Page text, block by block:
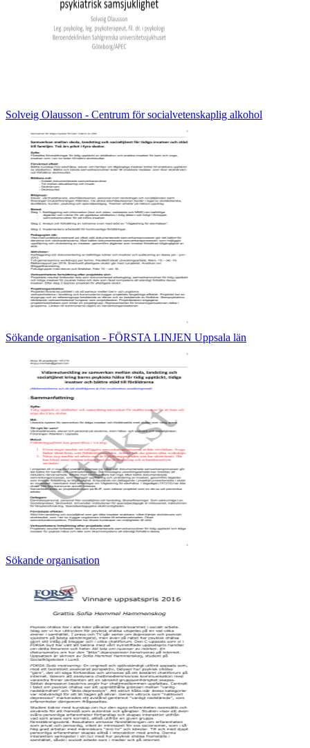
Solveig Olausson - Centrum för socialvetenskaplig alkohol
Sökande organisation - FÖRSTA LINJEN Uppsala län
Sökande organisation